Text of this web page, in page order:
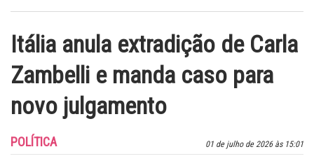
Itália anula extradição de Carla
Zambelli e manda caso para
novo julgamento
01 de julho de 2026 às 15:01
POLÍTICA